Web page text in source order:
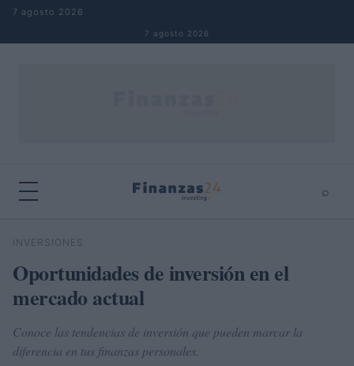
Saltar al contenido
7 agosto 2026
7 agosto 2026
⌕
Buscar
INVERSIONES
Oportunidades de inversión en el
mercado actual
Conoce las tendencias de inversión que pueden marcar la
diferencia en tus finanzas personales.